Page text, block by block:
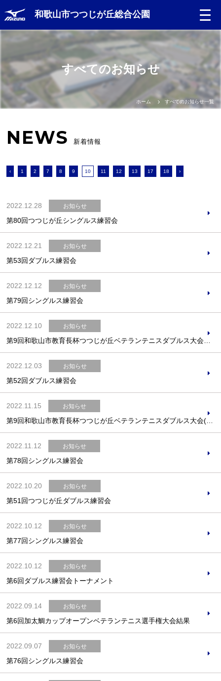
和歌山市つつじが丘総合公園
すべてのお知らせ
ホーム すべてのお知らせ一覧
NEWS 新着情報
‹ 1 2 7 8 9 10 11 12 13 17 18 ›
2022.12.28 お知らせ
第80回つつじが丘シングルス練習会
2022.12.21 お知らせ
第53回ダブルス練習会
2022.12.12 お知らせ
第79回シングルス練習会
2022.12.10 お知らせ
2022.12.03 お知らせ
第52回ダブルス練習会
2022.11.15 お知らせ
2022.11.12 お知らせ
第78回シングルス練習会
2022.10.20 お知らせ
第51回つつじが丘ダブルス練習会
2022.10.12 お知らせ
第77回シングルス練習会
2022.10.12 お知らせ
第6回ダブルス練習会トーナメント
2022.09.14 お知らせ
第6回加太鯛カップオープンベテランテニス選手権大会結果
2022.09.07 お知らせ
第76回シングルス練習会